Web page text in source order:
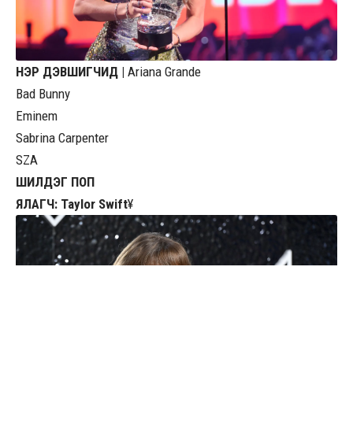
НЭР ДЭВШИГЧИД | Ariana Grande
Bad Bunny
Eminem
Sabrina Carpenter
SZA
ШИЛДЭГ ПОП
ЯЛАГЧ: Taylor Swift¥